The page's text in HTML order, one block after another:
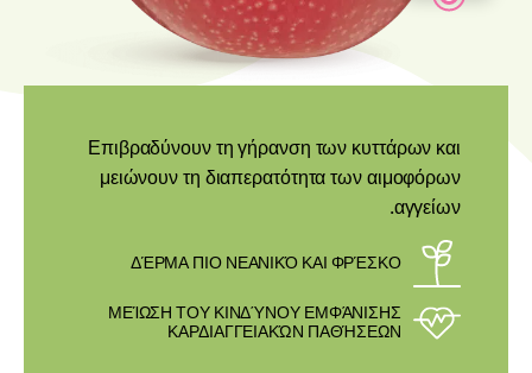
Το μήλο Pink Lady® περιέχει 80 % νερό.
ΆΡΙΣΤΗ ΕΝΥΔΆΤΩΣΗ
ΑΠΟΒΟΛΉ ΤΟΞΙΝΏΝ